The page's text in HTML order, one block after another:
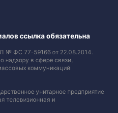
ссылка обязательна
№ ФС 77-59166 от 22.08.2014.
надзору в сфере связи,
коммуникаций
унитарное предприятие
телевизионная и